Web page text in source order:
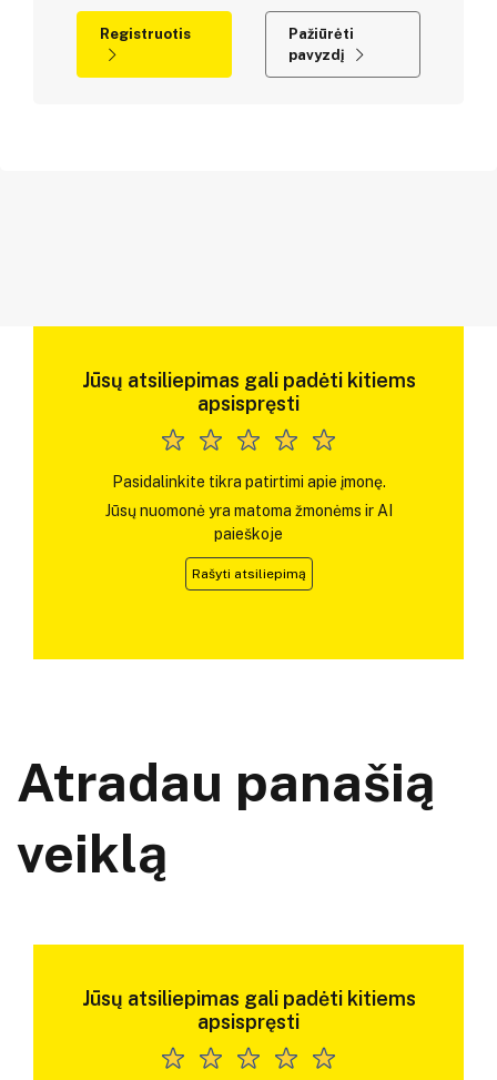
Registruotis
Pažiūrėti
pavyzdį
Jūsų atsiliepimas gali padėti kitiems
apsispręsti
Pasidalinkite tikra patirtimi apie įmonę.
Jūsų nuomonė yra matoma žmonėms ir AI
paieškoje
Rašyti atsiliepimą
Atradau panašią
veiklą
Jūsų atsiliepimas gali padėti kitiems
apsispręsti